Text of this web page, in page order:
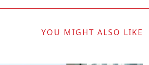
YOU MIGHT ALSO LIKE